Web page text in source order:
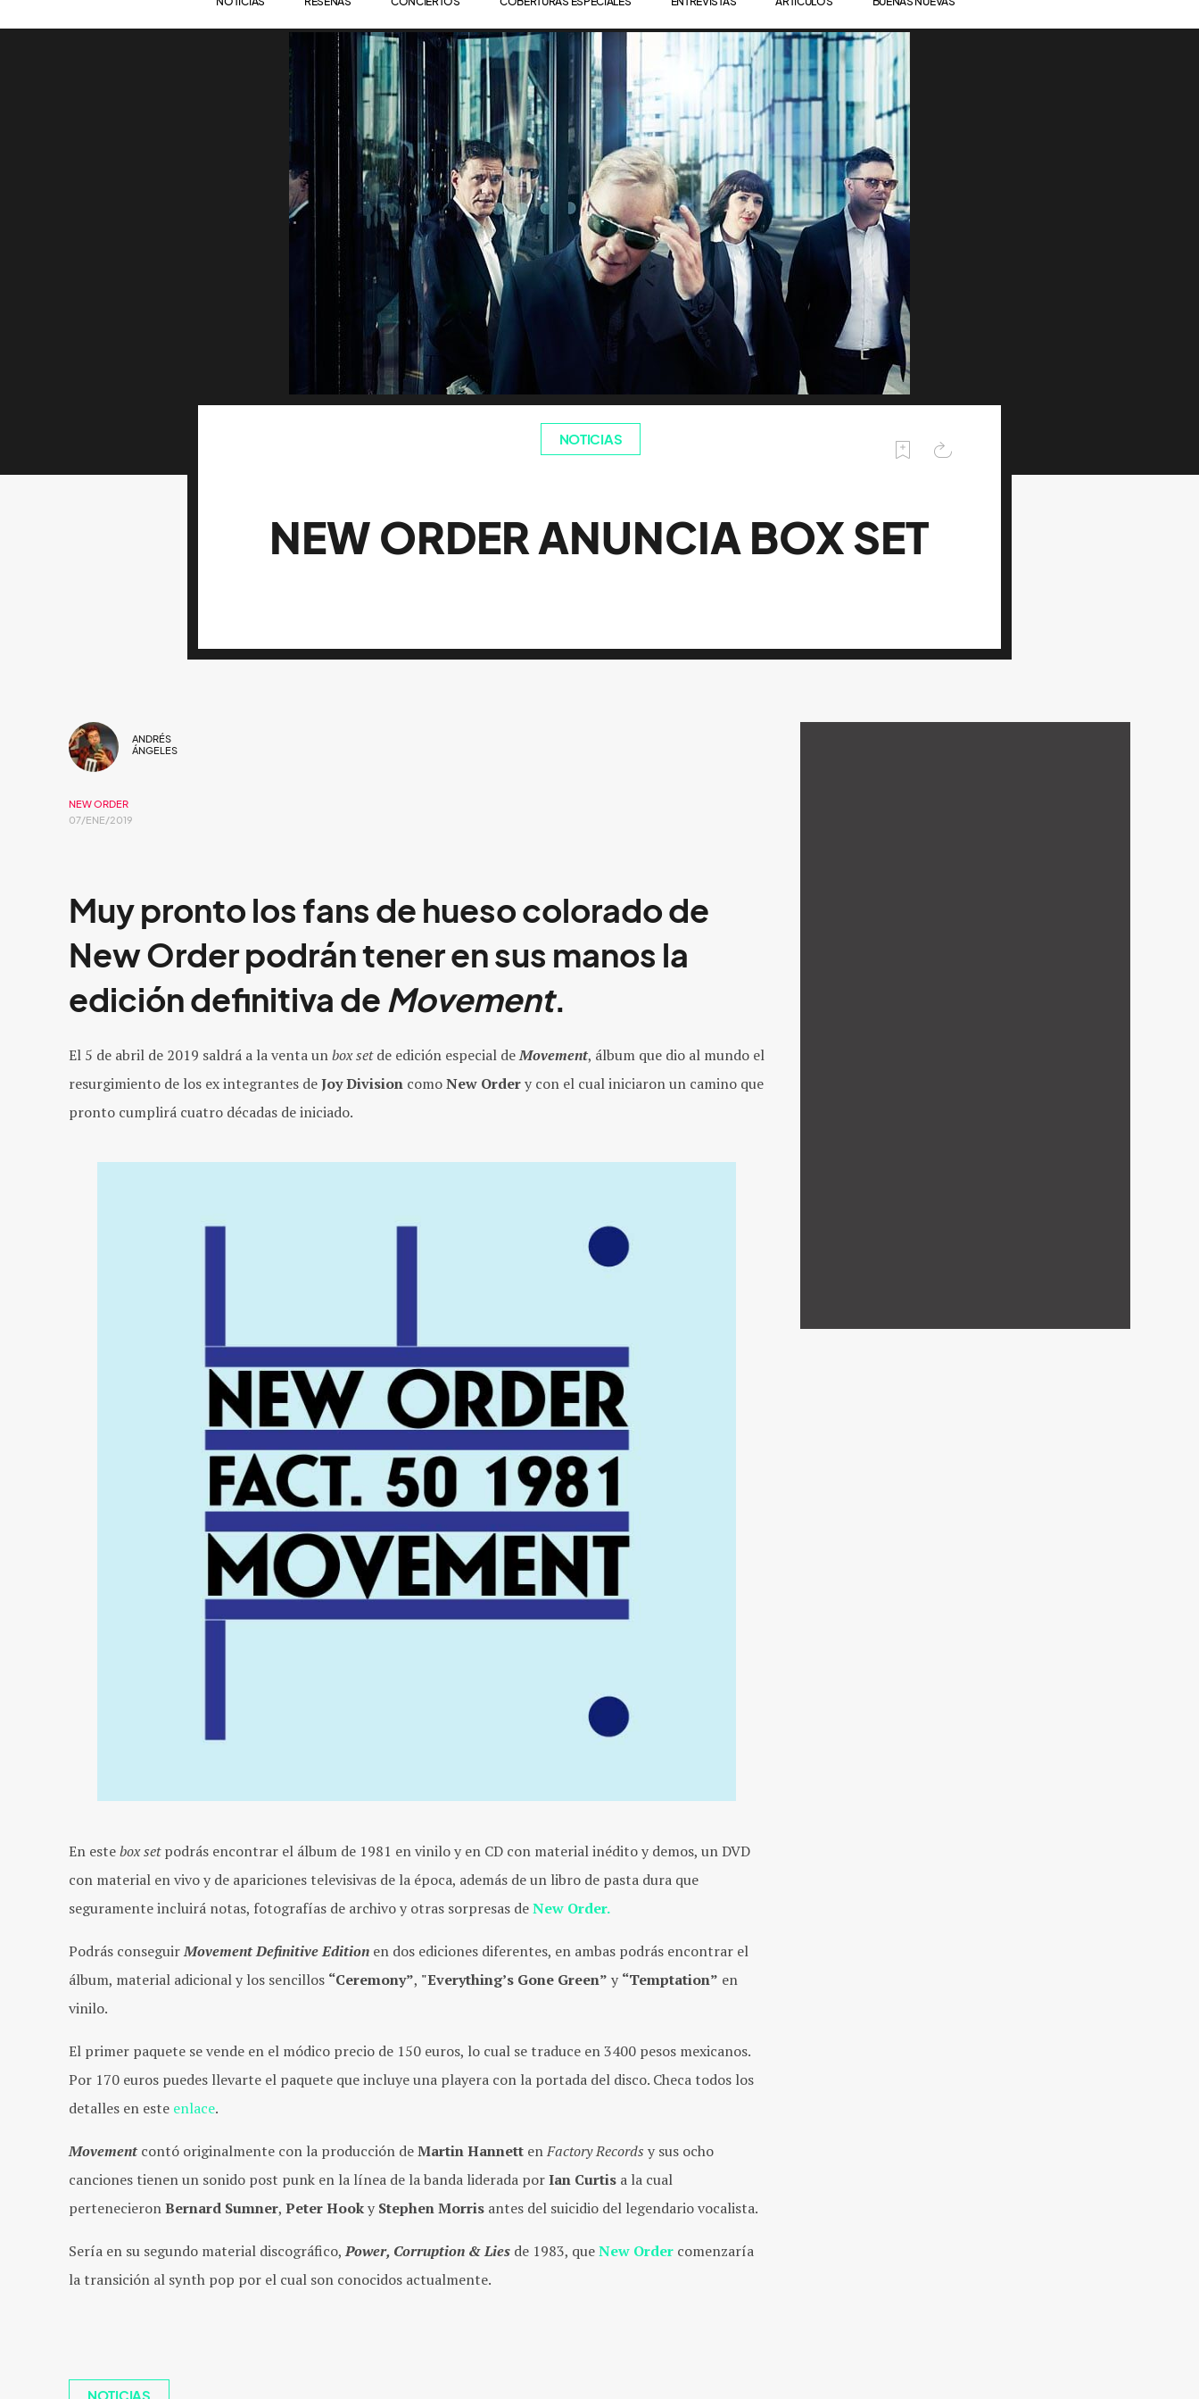
NOTICIAS
NEW ORDER ANUNCIA BOX SET
ANDRÉS
ÁNGELES
NEW ORDER
07/ENE/2019
Muy pronto los fans de hueso colorado de
New Order podrán tener en sus manos la
edición definitiva de Movement.
El 5 de abril de 2019 saldrá a la venta unbox setde edición especial deMovement, álbum que dio al mundo el
resurgimiento de los ex integrantes deJoy Division comoNew Ordery con el cual iniciaron un camino que
pronto cumplirá cuatro décadas de iniciado.
En estebox setpodrás encontrar el álbum de 1981 en vinilo y en CD con material inédito y demos, un DVD
con material en vivo y de apariciones televisivas de la época, además de un libro de pasta dura que
seguramente incluirá notas, fotografías de archivo y otras sorpresas deNew Order.
Podrás conseguirMovement Definitive Edition en dos ediciones diferentes, en ambas podrás encontrar el
álbum, material adicional y los sencillos “Ceremony”, "Everything’s Gone Green” y “Temptation” en
vinilo.
El primer paquete se vende en el módico precio de 150 euros, lo cual se traduce en 3400 pesos mexicanos.
Por 170 euros puedes llevarte el paquete que incluye una playera con la portada del disco. Checa todos los
detalles en este enlace.
Movement contó originalmente con la producción deMartin Hannett enFactory Records y sus ocho
canciones tienen un sonido post punk en la línea de la banda liderada porIan Curtis a la cual
pertenecieronBernard Sumner, Peter Hooky Stephen Morris antes del suicidio del legendario vocalista.
Sería en su segundo material discográfico,Power, Corruption & Lies de 1983, queNew Order comenzaría
la transición al synth pop por el cual son conocidos actualmente.
NOTICIAS